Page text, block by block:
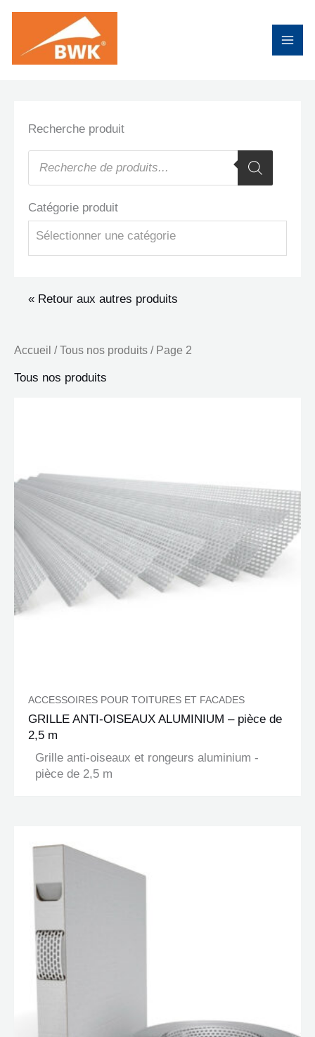
contenu
Recherche produit
Recherche
de
Catégorie produit
Sélectionner une catégorie
« Retour aux autres produits
Accueil /Tous nos produits / Page 2
Tous nos produits
ACCESSOIRES POUR TOITURES ET FACADES
GRILLE ANTI-OISEAUX ALUMINIUM – pièce de
2,5 m
Grille anti-oiseaux et rongeurs aluminium -
pièce de 2,5 m